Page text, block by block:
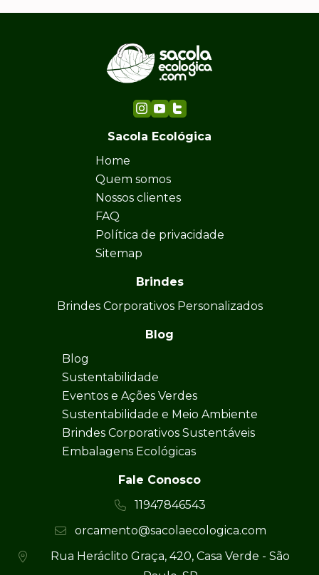
Sacola Ecológica
Home
Quem somos
Nossos clientes
FAQ
Política de privacidade
Sitemap
Brindes
Brindes Corporativos Personalizados
Blog
Blog
Sustentabilidade
Eventos e Ações Verdes
Sustentabilidade e Meio Ambiente
Brindes Corporativos Sustentáveis
Embalagens Ecológicas
Fale Conosco
11947846543
orcamento@sacolaecologica.com
Rua Heráclito Graça, 420, Casa Verde - São